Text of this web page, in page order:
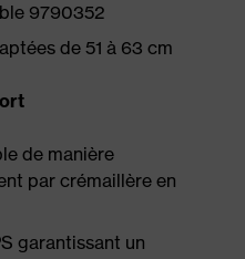
9790352
de 51 à 63 cm
de manière
par crémaillère en
garantissant un